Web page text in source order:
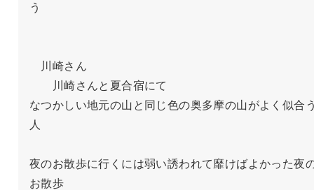
う
川崎さん
川崎さんと夏合宿にて
なつかしい地元の山と同じ色の奥多摩の山がよく似合
人
夜のお散歩に行くには弱い誘われて靡けばよかった夜
お散歩